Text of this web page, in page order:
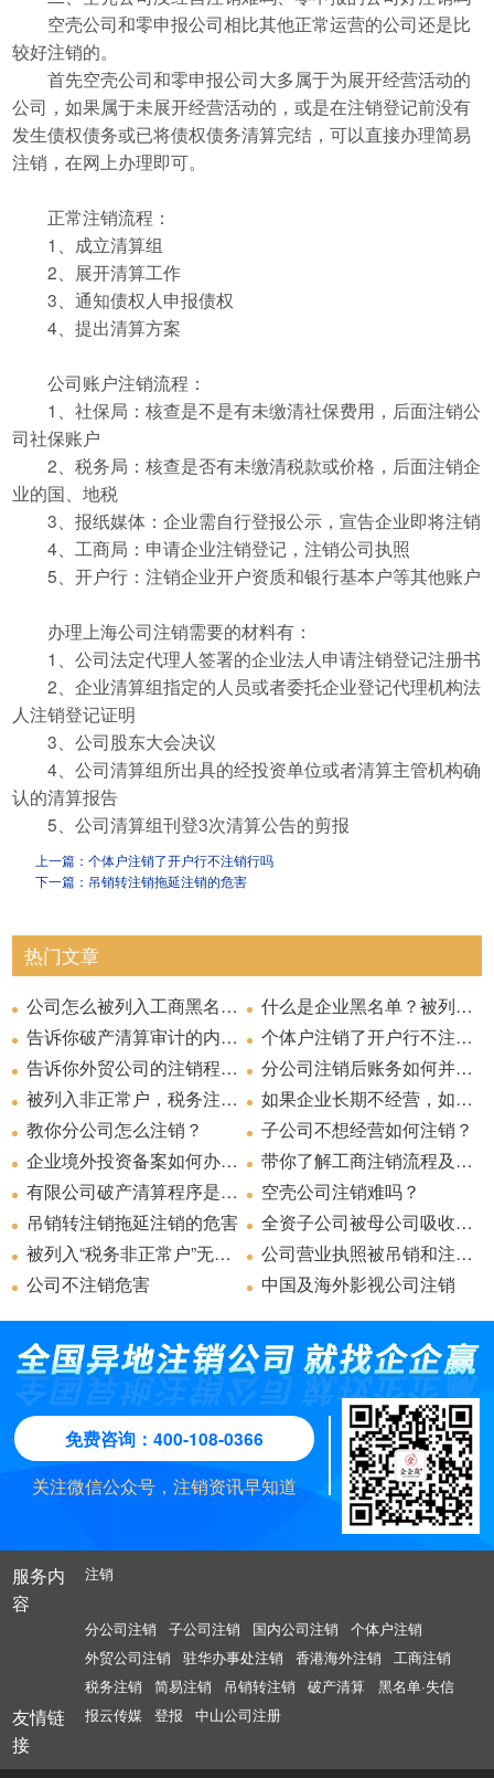
空壳公司和零申报公司相比其他正常运营的公司还是比
较好注销的。
首先空壳公司和零申报公司大多属于为展开经营活动的
公司，如果属于未展开经营活动的，或是在注销登记前没有
发生债权债务或已将债权债务清算完结，可以直接办理简易
注销，在网上办理即可。
正常注销流程：
1、成立清算组
2、展开清算工作
3、通知债权人申报债权
4、提出清算方案
公司账户注销流程：
1、社保局：核查是不是有未缴清社保费用，后面注销公
司社保账户
2、税务局：核查是否有未缴清税款或价格，后面注销企
业的国、地税
3、报纸媒体：企业需自行登报公示，宣告企业即将注销
4、工商局：申请企业注销登记，注销公司执照
5、开户行：注销企业开户资质和银行基本户等其他账户
办理上海公司注销需要的材料有：
1、公司法定代理人签署的企业法人申请注销登记注册书
2、企业清算组指定的人员或者委托企业登记代理机构法
人注销登记证明
3、公司股东大会决议
4、公司清算组所出具的经投资单位或者清算主管机构确
认的清算报告
5、公司清算组刊登3次清算公告的剪报
上一篇：个体户注销了开户行不注销行吗
下一篇：吊销转注销拖延注销的危害
热门文章
公司怎么被列入工商黑名单？
什么是企业黑名单？被列入黑名单有什么严重后果？
告诉你破产清算审计的内容？
个体户注销了开户行不注销行吗
告诉你外贸公司的注销程序？
分公司注销后账务如何并入总公司
被列入非正常户，税务注销怎么办？
如果企业长期不经营，如果公司不考虑转让，建议注销！
教你分公司怎么注销？
子公司不想经营如何注销？
企业境外投资备案如何办理注销?
带你了解工商注销流程及简易注销资料
有限公司破产清算程序是什么
空壳公司注销难吗？
吊销转注销拖延注销的危害
全资子公司被母公司吸收合并，现申请注销工商登记，还需要公告吗？
被列入“税务非正常户”无法办理公司注销该怎么办？
公司营业执照被吊销和注销营业执照的区别
公司不注销危害
中国及海外影视公司注销
免费咨询：400-108-0366
关注微信公众号，注销资讯早知道
服务内
容
注销
分公司注销 子公司注销 国内公司注销
个体户注销
外贸公司注销
驻华办事处注销 香港海外注销
工商注销
税务注销
简易注销 吊销转注销 破产清算 黑名单·失信
友情链
接
报云传媒 登报 中山公司注册